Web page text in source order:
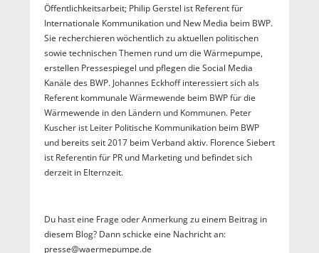
Öffentlichkeitsarbeit; Philip Gerstel ist Referent für
Internationale Kommunikation und New Media beim BWP.
Sie recherchieren wöchentlich zu aktuellen politischen
sowie technischen Themen rund um die Wärmepumpe,
erstellen Pressespiegel und pflegen die Social Media
Kanäle des BWP. Johannes Eckhoff interessiert sich als
Referent kommunale Wärmewende beim BWP für die
Wärmewende in den Ländern und Kommunen. Peter
Kuscher ist Leiter Politische Kommunikation beim BWP
und bereits seit 2017 beim Verband aktiv. Florence Siebert
ist Referentin für PR und Marketing und befindet sich
derzeit in Elternzeit.
Du hast eine Frage oder Anmerkung zu einem Beitrag in
diesem Blog? Dann schicke eine Nachricht an:
presse@waermepumpe.de